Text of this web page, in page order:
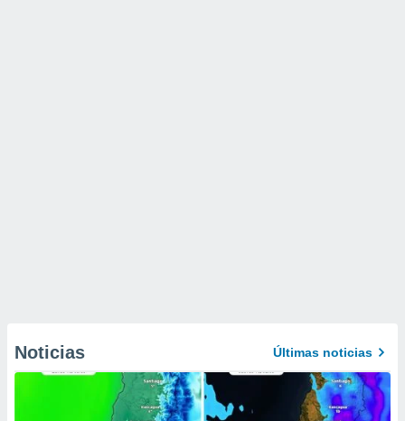
Noticias Últimas noticias